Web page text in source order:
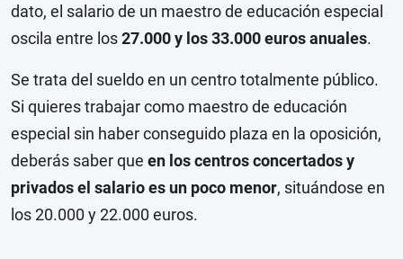
dato, el salario de un maestro de educación especial
oscila entre los27.000 y los 33.000 euros anuales.
Se trata del sueldo en un centro totalmente público.
Si quieres trabajar como maestro de educación
especial sin haber conseguido plaza en la oposición,
deberás saber que en loscentros concertados y
privados el salario es un poco menor, situándose en
los 20.000 y 22.000 euros.